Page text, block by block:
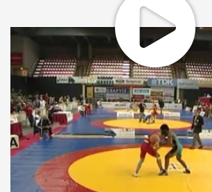
Remekül szerepeltek a Haladás VSE
szerb fővárosban zajló Európa-bajnokság
25 esztendős Ligeti Dániel a 120 kilósok
egészen a döntőig menetelt és a
küzdelemben maradt alul a török Akgüllel
74 kilogrammos Hatos Gábor ugyan a
kikapott a kétszeres világbajnok orosz
vigaszágon a bronzmeccsig verekedte
ukrán riválisát.